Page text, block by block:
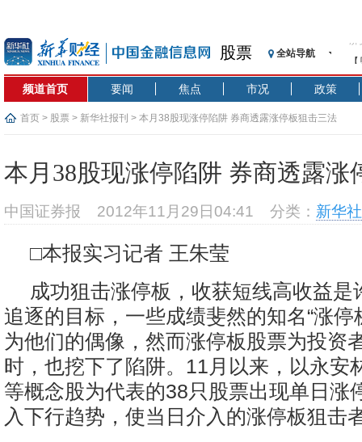
股票 全站导航
记
沥
频道首页 要闻 焦点 市况 政策
首页 > 股票 > 新华社报刊 > 本月38股现涨停陷阱 券商透露涨停板狙击三法
本月38股现涨停陷阱 券商透露涨
中国证券报 2012年11月29日04:41 分类： 新华
□本报实习记者 王朱莹
成功狙击涨停板，收获短线高收益是
追逐的目标，一些成绩斐然的知名“涨停
为他们的偶像，然而涨停板股票为投资
时，也挖下了陷阱。11月以来，以永安
等概念股为代表的38只股票出现单日涨
入下行趋势，使当日介入的涨停板狙击